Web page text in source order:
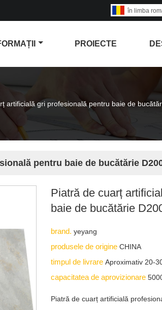
în limba
PROIECTE
artificială gri profesională pentru baie de
pentru baie de bucătărie
Piatră de cuarț
baie de bucătărie
brand.yeyang
produsele de origineCHINA
timpul de livrareAproximativ 20-
capacitatea de aprovizionare
Piatră de cuarț artificială